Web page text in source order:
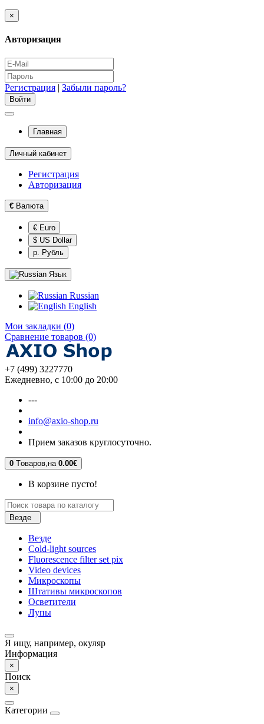
×
Авторизация
Регистрация | Забыли пароль?
Главная
Личный кабинет
Регистрация
Авторизация
€ Валюта
€ Euro
$ US Dollar
р. Рубль
Язык
Russian
English
Мои закладки (0)
Сравнение товаров (0)
+7 (499) 3227770
Ежедневно, с 10:00 до 20:00
---
info@axio-shop.ru
Прием заказов круглосуточно.
0 Tоваров, на 0.00€
В корзине пусто!
Везде
Везде
Cold-light sources
Fluorescence filter set pix
Video devices
Микроскопы
Штативы микроскопов
Осветители
Лупы
Я ищу, например, окуляр
Информация
×
Поиск
×
Категории